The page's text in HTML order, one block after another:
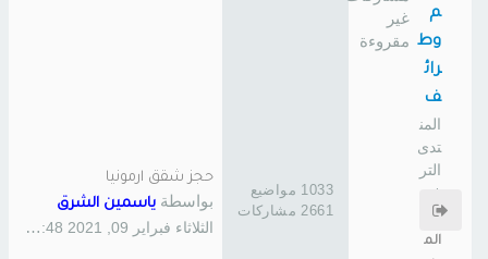
م
وط
رائ
ف
المن
تدى
التر
فيه
ي
الم
1033 مواضيع
2661 مشاركات
حجز شقق ارمونيا
بواسطة ياسمين الشرق
الثلاثاء فبراير 09, 2021 12:48 pm